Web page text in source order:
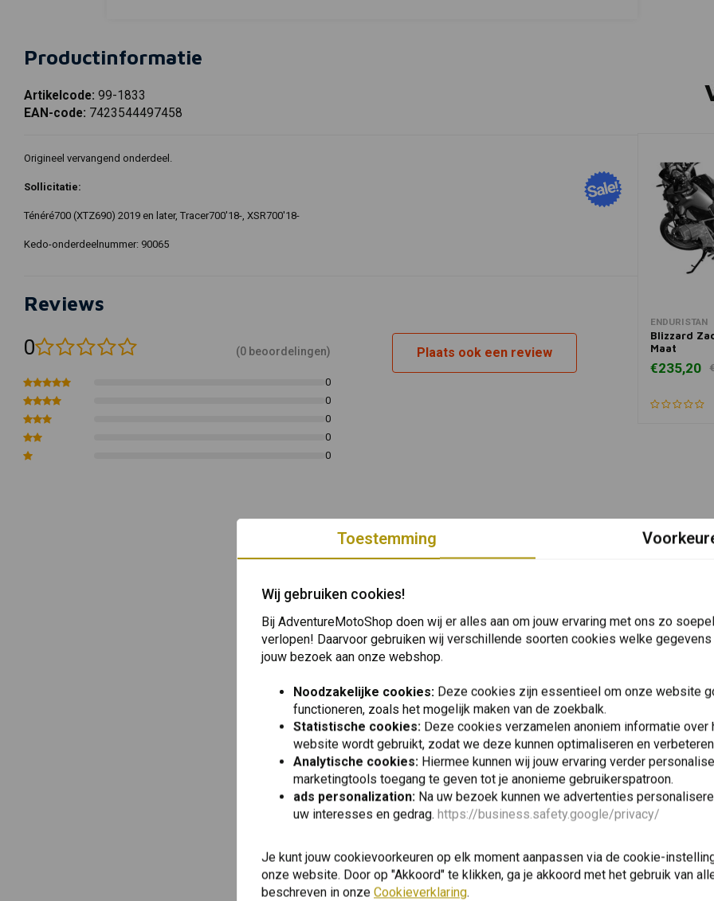
Productinformatie
Artikelcode: 99-1833
EAN-code: 7423544497458
Origineel vervangend onderdeel.
Sollicitatie:
Ténéré700 (XTZ690) 2019 en later, Tracer700'18-, XSR700'18-
Kedo-onderdeelnummer: 90065
Reviews
0 (0 beoordelingen)
0
0
0
0
0
Plaats ook een review
ENDURISTAN
Blizzard
Maat
€235,20
Ténéré
€33,95
Toestemming
Wij gebruiken cookies!
Bij AdventureMotoShop doen wij er alles aan om jouw ervaring met ons zo
verlopen! Daarvoor gebruiken wij verschillende soorten cookies welke
jouw bezoek aan onze webshop.
Noodzakelijke cookies: Deze cookies zijn essentieel om onze website
functioneren, zoals het mogelijk maken van de zoekbalk.
Statistische cookies: Deze cookies verzamelen anoniem informatie over
website wordt gebruikt, zodat we deze kunnen optimaliseren en
Analytische cookies: Hiermee kunnen wij jouw ervaring verder
marketingtools toegang te geven tot je anonieme gebruikerspatroon.
ads personalization: Na uw bezoek kunnen we advertenties
uw interesses en gedrag. https://business.safety.google/privacy/
Je kunt jouw cookievoorkeuren op elk moment aanpassen via de cookie-
onze website. Door op "Akkoord" te klikken, ga je akkoord met het gebruik van
beschreven in onze Cookieverklaring.